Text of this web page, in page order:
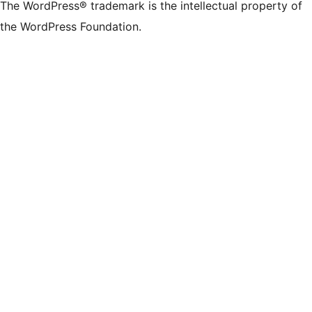
The WordPress® trademark is the intellectual property of
the WordPress Foundation.